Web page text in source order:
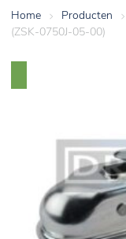
Home > Producten >
(ZSK-0750J-05-00)